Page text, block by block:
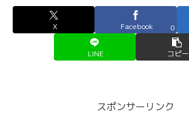
X Facebook 0
LINE コピー
スポンサーリンク